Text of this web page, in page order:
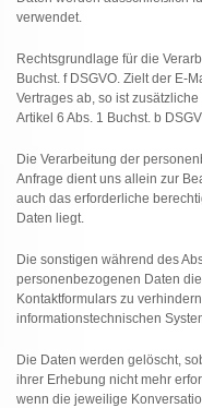
verwendet.
Rechtsgrundlage für die
Buchst. f DSGVO. Zielt der E-
Vertrages ab, so ist
Artikel 6 Abs. 1 Buchst. b
Die Verarbeitung der
Anfrage dient uns allein zur
auch das erforderliche
Daten liegt.
Die sonstigen während des
personenbezogenen Daten
Kontaktformulars zu
informationstechnischen
Die Daten werden gelöscht,
ihrer Erhebung nicht mehr
wenn die jeweilige